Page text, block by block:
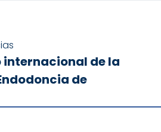
internacional de la
de